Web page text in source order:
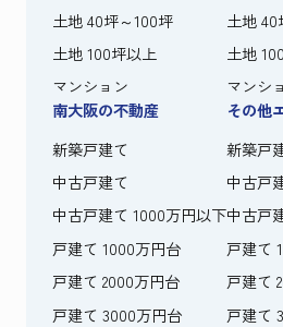
土地 40坪～100坪
土地 100坪以上
マンション
土地
土地
マンシ
南大阪の不動産
新築戸建て
中古戸建て
中古戸建て 1000万円以下
戸建て 1000万円台
戸建て 2000万円台
戸建て 3000万円台
その他
新築戸
中古戸
中古戸
戸建て
戸建て
戸建て